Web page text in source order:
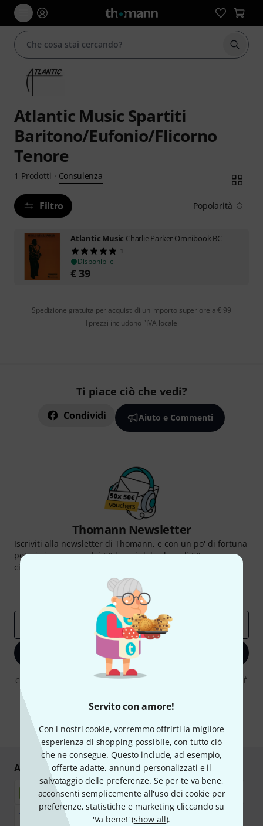
Servito con amore!
Con i nostri cookie, vorremmo offrirti la migliore
esperienza di shopping possibile, con tutto ciò
che ne consegue. Questo include, ad esempio,
offerte adatte, annunci personalizzati e il
salvataggio delle preferenze. Se per te va bene,
acconsenti semplicemente all'uso dei cookie per
preferenze, statistiche e marketing cliccando su
'Va bene!' (show all).
Atlantic Music Spartiti
Baritono/Eufonio/Flicorno
Tenore
1 Prodotti · Consulenza
Filtro Popolarità
Atlantic Music Charlie Parker Omnibook BC
1
Disponibile
€ 39
Spedizione gratuita per acquisti di un importo superiore a € 99
I prezzi includono l'IVA locale
Ti piace ciò che vedi?
Condividi Aiuto e Commenti
Thomann Newsletter
Iscriviti alla newsletter di Thomann, e con un po' di fortuna
potrai vincere uno dei 50 buoni del valore di 50 euro
ciascuno!
Contributi d'ispirazione
Approfondimenti Thomann
Iscriviti ora
Cliccando su "Iscriviti ora", lei accetta di ricevere pubblicità via e-mail. È
ulteriori informazioni sulla newsletter nelle nostre linee guida per la
protezione dei datidata protection guideline
* Richiesto
Acquisti e pagamenti sicuri